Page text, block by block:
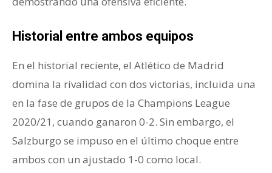
Historial entre ambos equipos
En el historial reciente, el Atlético de Madrid
domina la rivalidad con dos victorias, incluida una
en la fase de grupos de la Champions League
2020/21, cuando ganaron 0-2. Sin embargo, el
Salzburgo se impuso en el último choque entre
ambos con un ajustado 1-0 como local.